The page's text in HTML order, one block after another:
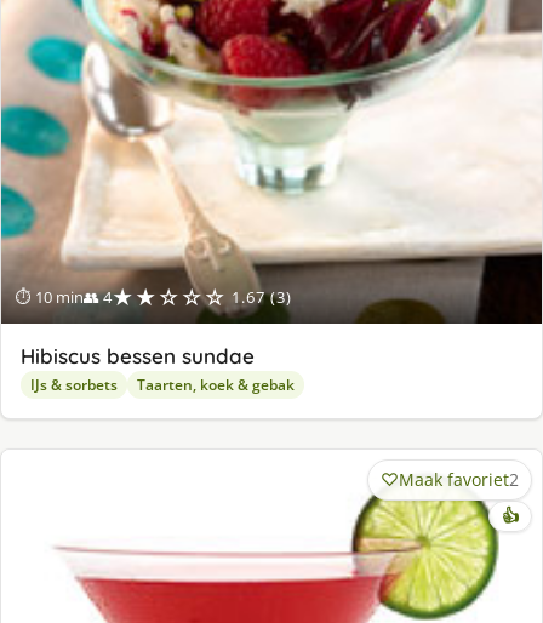
⏱ 10 min👥 4★★☆☆☆ 1.67 (3)
Hibiscus bessen sundae
IJs & sorbets Taarten, koek & gebak
Maak favoriet2
👍